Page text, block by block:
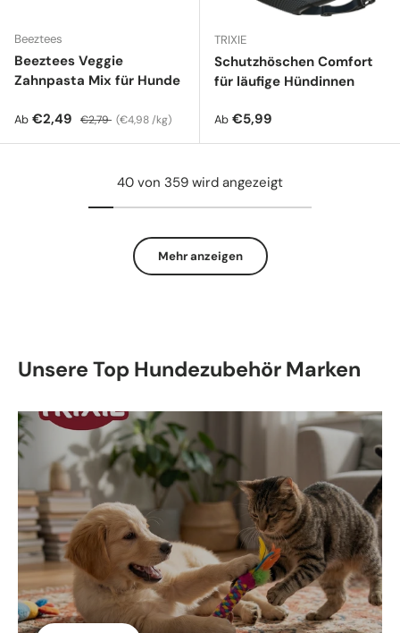
Beeztees
Beeztees Veggie
Zahnpasta Mix für Hunde
Verkaufspreis
Ab €2,49 Normaler Preis
€2,79 Grundpreis
€4,98 /kg
TRIXIE
Schutzhöschen Comfort
für läufige Hündinnen
Normaler Preis
Ab €5,99
40 von 359 wird angezeigt
Mehr anzeigen
Unsere Top Hundezubehör Marken